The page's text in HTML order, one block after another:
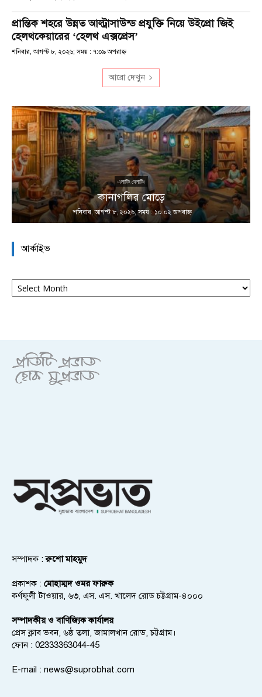
প্রান্তিক শহরে উন্নত আল্ট্রাসাউন্ড প্রযুক্তি নিয়ে উইপ্রো জিই
হেলথকেয়ারের ‘হেলথ এক্সপ্রেস’
শনিবার, আগস্ট ৮, ২০২৬; সময় : ৭:০৯ অপরাহ্ণ
আরো দেখুন
এলাটিং বেলাটিং
কানাগলির মোড়ে
শনিবার, আগস্ট ৮, ২০২৬; সময় : ১০:০২ অপরাহ্ণ
আর্কাইভ
আর্কাইভ
সম্পাদক :রুশো মাহমুদ
প্রকাশক : মোহাম্মদ ওমর ফারুক
কর্ণফুলী টাওয়ার, ৬৩, এস. এস. খালেদ রোড চট্টগ্রাম-৪০০০
সম্পাদকীয় ও বাণিজ্যিক কার্যালয়
প্রেস ক্লাব ভবন, ৬ষ্ঠ তলা, জামালখান রোড, চট্টগ্রাম।
ফোন : 02333363044-45
E-mail : news@suprobhat.com